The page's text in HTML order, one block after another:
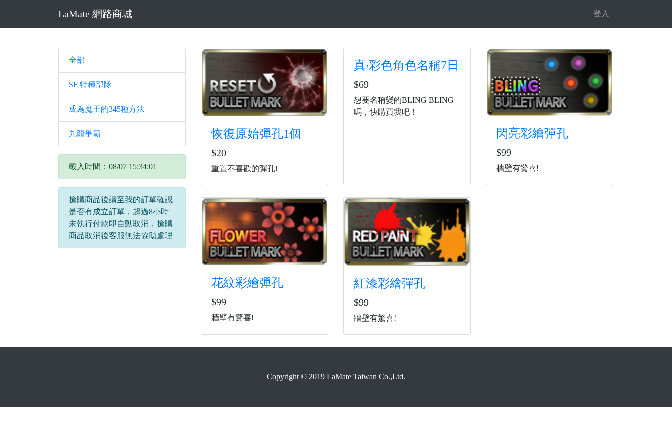
LaMate 網路商城 登入
全部
SF 特種部隊
成為魔王的345種方法
九龍爭霸
載入時間：08/07 15:34:01
搶購商品後請至我的訂單確認
是否有成立訂單，超過8小時
未執行付款即自動取消，搶購
商品取消後客服無法協助處理
恢復原始彈孔1個
$20
重置不喜歡的彈孔!
真‧彩色角色名稱7日
$69
想要名稱變的BLING BLING
嗎，快購買我吧！
閃亮彩繪彈孔
$99
牆壁有驚喜!
花紋彩繪彈孔
$99
牆壁有驚喜!
紅漆彩繪彈孔
$99
牆壁有驚喜!
Copyright © 2019 LaMate Taiwan Co.,Ltd.